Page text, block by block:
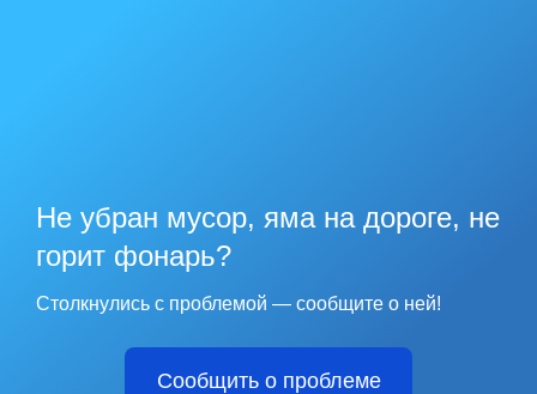
Не убран мусор, яма на дороге, не
горит фонарь?
Столкнулись с проблемой — сообщите о ней!
Сообщить о проблеме